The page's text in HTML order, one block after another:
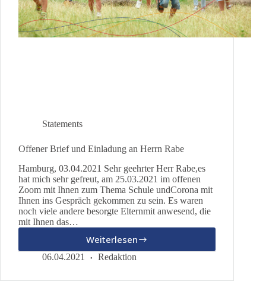
Statements
Offener Brief und Einladung an Herrn Rabe
Hamburg, 03.04.2021 Sehr geehrter Herr Rabe,es
hat mich sehr gefreut, am 25.03.2021 im offenen
Zoom mit Ihnen zum Thema Schule undCorona mit
Ihnen ins Gespräch gekommen zu sein. Es waren
noch viele andere besorgte Elternmit anwesend, die
mit Ihnen das…
Weiterlesen
Offener
Brief
Einladung
06.04.2021 Redaktion